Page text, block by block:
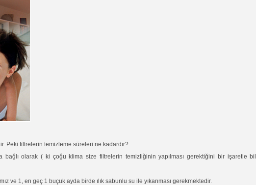
Peki filtrelerin temizleme süreleri ne kadardır?
bağlı olarak ( ki çoğu klima size filtrelerin temizliğinin yapılması gerektiğini bir işaretle
ve 1, en geç 1 buçuk ayda birde ılık sabunlu su ile yıkanması gerekmektedir.